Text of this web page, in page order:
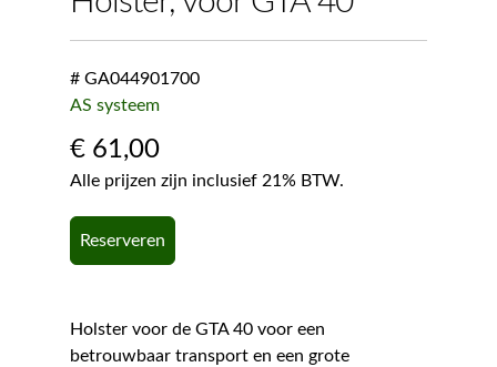
# GA044901700
AS systeem
€61,00
Alle prijzen zijn inclusief 21% BTW.
Reserveren
Holster voor de GTA 40 voor een
betrouwbaar transport en een grote